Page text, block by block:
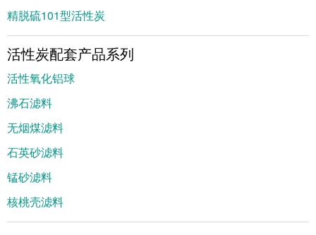
精脱硫101型活性炭
活性炭配套产品系列
活性氧化铝球
沸石滤料
无烟煤滤料
石英砂滤料
锰砂滤料
核桃壳滤料